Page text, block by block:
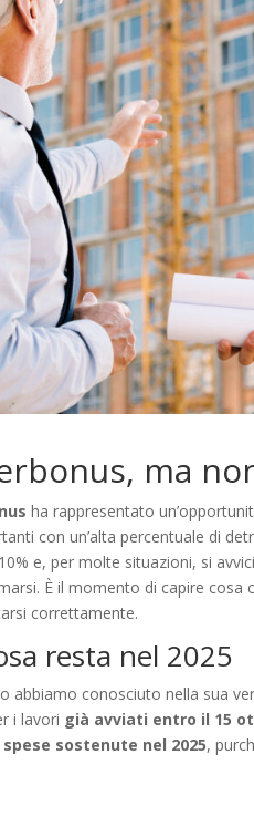
ma
ha rappresentato
con un’alta percentuale di
e, per molte situazioni, si
È il momento di capire
correttamente.
resta nel 2025
abbiamo conosciuto nella sua
i lavori già avviati entro il 15
sostenute nel 2025,